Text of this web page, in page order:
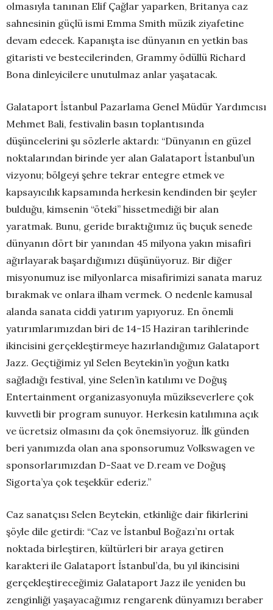
olmasıyla tanınan Elif Çağlar yaparken, Britanya caz
sahnesinin güçlü ismi Emma Smith müzik ziyafetine
devam edecek. Kapanışta ise dünyanın en yetkin bas
gitaristi ve bestecilerinden, Grammy ödüllü Richard
Bona dinleyicilere unutulmaz anlar yaşatacak.
Galataport İstanbul Pazarlama Genel Müdür Yardımcısı
Mehmet Bali, festivalin basın toplantısında
düşüncelerini şu sözlerle aktardı: “Dünyanın en güzel
noktalarından birinde yer alan Galataport İstanbul’un
vizyonu; bölgeyi şehre tekrar entegre etmek ve
kapsayıcılık kapsamında herkesin kendinden bir şeyler
bulduğu, kimsenin “öteki” hissetmediği bir alan
yaratmak. Bunu, geride bıraktığımız üç buçuk senede
dünyanın dört bir yanından 45 milyona yakın misafiri
ağırlayarak başardığımızı düşünüyoruz. Bir diğer
misyonumuz ise milyonlarca misafirimizi sanata maruz
bırakmak ve onlara ilham vermek. O nedenle kamusal
alanda sanata ciddi yatırım yapıyoruz. En önemli
yatırımlarımızdan biri de 14-15 Haziran tarihlerinde
ikincisini gerçekleştirmeye hazırlandığımız Galataport
Jazz. Geçtiğimiz yıl Selen Beytekin’in yoğun katkı
sağladığı festival, yine Selen’in katılımı ve Doğuş
Entertainment organizasyonuyla müzikseverlere çok
kuvvetli bir program sunuyor. Herkesin katılımına açık
ve ücretsiz olmasını da çok önemsiyoruz. İlk günden
beri yanımızda olan ana sponsorumuz Volkswagen ve
sponsorlarımızdan D-Saat ve D.ream ve Doğuş
Sigorta’ya çok teşekkür ederiz.”
Caz sanatçısı Selen Beytekin, etkinliğe dair fikirlerini
şöyle dile getirdi: “Caz ve İstanbul Boğazı’nı ortak
noktada birleştiren, kültürleri bir araya getiren
karakteri ile Galataport İstanbul’da, bu yıl ikincisini
gerçekleştireceğimiz Galataport Jazz ile yeniden bu
zenginliği yaşayacağımız rengarenk dünyamızı beraber